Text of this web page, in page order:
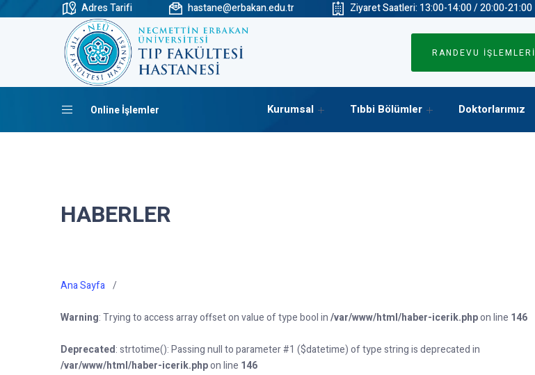
Adres Tarifi hastane@erbakan.edu.tr Ziyaret Saatleri: 13:00-14:00 / 20:00-21:00
RANDEVU İŞLEMLERİ
Online İşlemler Kurumsal Tıbbi Bölümler Doktorlarımız
HABERLER
Ana Sayfa
Warning: Trying to access array offset on value of type bool in/var/www/html/haber-icerik.phpon line 146
Deprecated: strtotime(): Passing null to parameter #1 ($datetime) of type string is deprecated in
/var/www/html/haber-icerik.phpon line 146